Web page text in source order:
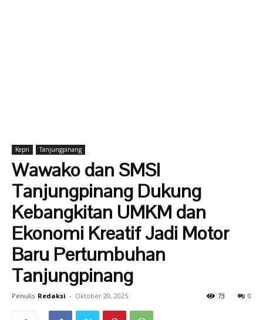
Kepri Tanjungpinang
Wawako dan SMSI
Tanjungpinang Dukung
Kebangkitan UMKM dan
Ekonomi Kreatif Jadi Motor
Baru Pertumbuhan
Tanjungpinang
Penulis Redaksi - Oktober 20, 2025 0
73